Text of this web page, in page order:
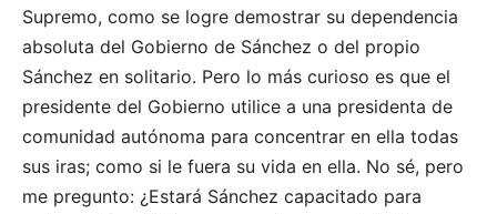
Supremo, como se logre demostrar su dependencia
absoluta del Gobierno de Sánchez o del propio
Sánchez en solitario. Pero lo más curioso es que el
presidente del Gobierno utilice a una presidenta de
comunidad autónoma para concentrar en ella todas
sus iras; como si le fuera su vida en ella. No sé, pero
me pregunto: ¿Estará Sánchez capacitado para